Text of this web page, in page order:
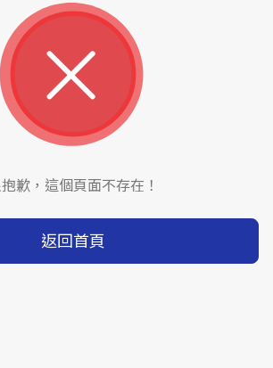
歉，這個頁面不存在！
返回首頁